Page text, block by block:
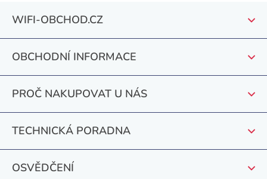
WIFI-OBCHOD.CZ
OBCHODNÍ INFORMACE
PROČ NAKUPOVAT U NÁS
TECHNICKÁ PORADNA
OSVĚDČENÍ